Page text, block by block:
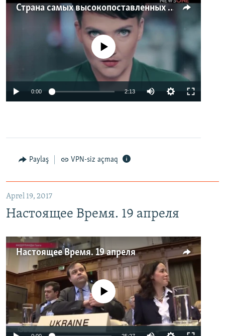
Страна самых высокопоставленных телеведущих. Почему политики захватили телеэфир Украины
No media source currently available
0:00 2:13
Paylaş VPN-siz açmaq
Aprel 19, 2017
Настоящее Время. 19 апреля
Настоящее Время. 19 апреля
No media source currently available